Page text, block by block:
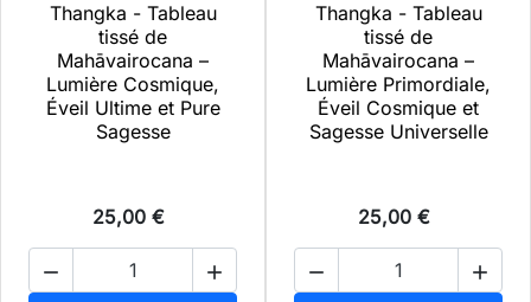
Thangka - Tableau
tissé de
Mahāvairocana –
Lumière Cosmique,
Éveil Ultime et Pure
Sagesse
25,00 €
 
Thangka - Tableau
tissé de
Mahāvairocana –
Lumière Primordiale,
Éveil Cosmique et
Sagesse Universelle
25,00 €
 